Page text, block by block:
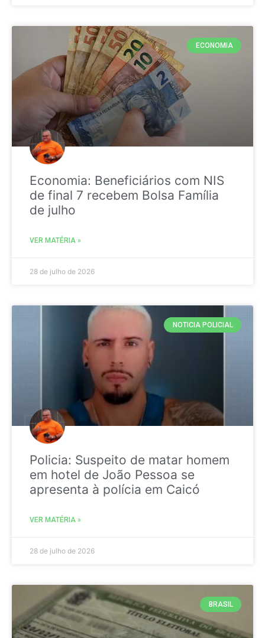
ECONOMIA
Economia: Beneficiários com NIS
de final 7 recebem Bolsa Família
de julho
VER MATÉRIA »
28 de julho de 2026
NOTICIA POLICIAL
Policia: Suspeito de matar homem
em hotel de João Pessoa se
apresenta à polícia em Caicó
VER MATÉRIA »
28 de julho de 2026
BRASIL